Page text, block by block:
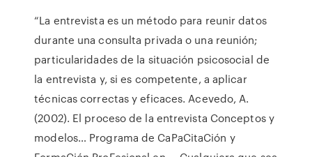
“La entrevista es un método para reunir datos
durante una consulta privada o una reunión;
particularidades de la situación psicosocial de
la entrevista y, si es competente, a aplicar
técnicas correctas y eficaces. Acevedo, A.
(2002). El proceso de la entrevista Conceptos y
modelos… Programa de CaPaCitaCión y